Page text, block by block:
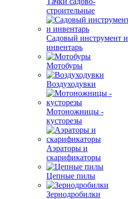
строительные
Садовый инструмент и
инвентарь
Мотобуры
Воздуходувки
Мотоножницы -
кусторезы
Аэраторы и
скарификаторы
Цепные пилы
Зернодробилки